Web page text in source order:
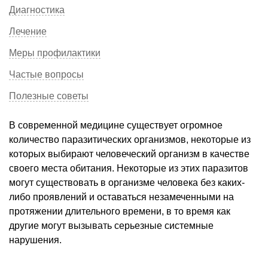
Диагностика
Лечение
Меры профилактики
Частые вопросы
Полезные советы
В современной медицине существует огромное
количество паразитических организмов, некоторые из
которых выбирают человеческий организм в качестве
своего места обитания. Некоторые из этих паразитов
могут существовать в организме человека без каких-
либо проявлений и оставаться незамеченными на
протяжении длительного времени, в то время как
другие могут вызывать серьезные системные
нарушения.